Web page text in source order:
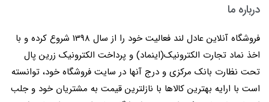
درباره ما
فروشگاه آنلاین عادل لند فعالیت خود را از سال 1398 شروع کرده و با
اخذ نماد تجارت الکترونیک(اینماد) و پرداخت الکترونیک زرین پال
تحت نظارت بانک مرکزی و درج آنها در سایت فروشگاه خود، توانسته
است با ارایه بهترین کالاها با نازلترین قیمت به مشتریان خود و جلب